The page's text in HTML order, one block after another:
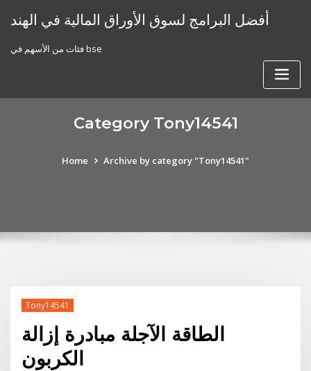
أفضل البرامج لسوق الأوراق المالية في الهند
فئات من الأسهم في bse
Category Tony14541
Home Archive by category "Tony14541"
Tony14541
الطاقة الآجلة مبادرة إزالة
الكربون